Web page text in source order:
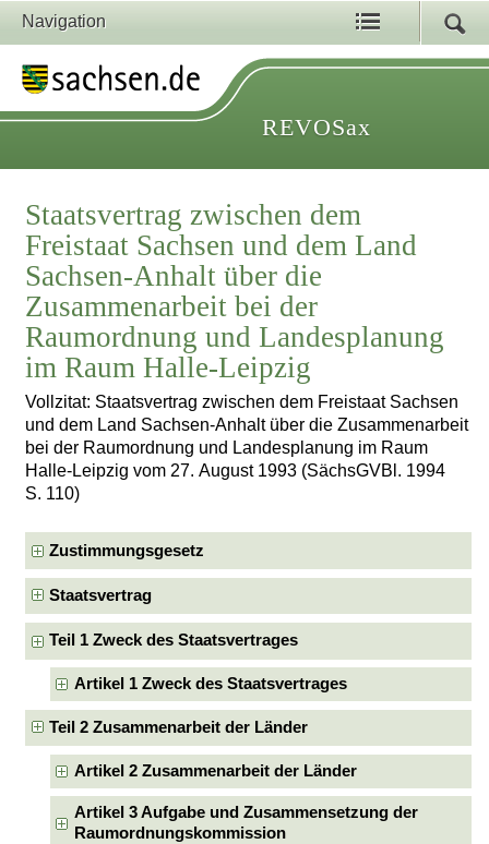
Navigation
REVOSax
Staatsvertrag zwischen dem
Freistaat Sachsen und dem Land
Sachsen-Anhalt über die
Zusammenarbeit bei der
Raumordnung und Landesplanung
im Raum Halle-Leipzig
Vollzitat: Staatsvertrag zwischen dem Freistaat Sachsen
und dem Land Sachsen-Anhalt über die Zusammenarbeit
bei der Raumordnung und Landesplanung im Raum
Halle-Leipzig vom 27. August 1993 (SächsGVBl. 1994
S. 110)
Zustimmungsgesetz
Staatsvertrag
Teil 1 Zweck des Staatsvertrages
Artikel 1 Zweck des Staatsvertrages
Teil 2 Zusammenarbeit der Länder
Artikel 2 Zusammenarbeit der Länder
Artikel 3 Aufgabe und Zusammensetzung der
Raumordnungskommission